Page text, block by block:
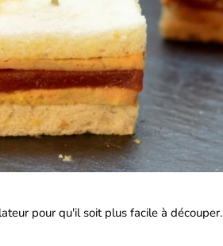
pour qu'il soit plus facile à découper.